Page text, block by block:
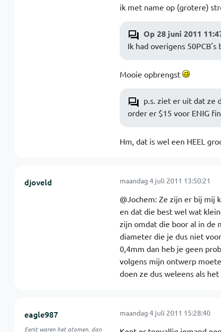
ik met name op (grotere)
Op 28 juni 2011
Ik had overigens
Mooie opbrengst
p.s. ziet er uit dat ze
order er $15 voor ENIG
Hm, dat is wel een HEEL
djoveld maandag 4 juli 2011 13:50:21
@Jochem: Ze zijn er bij mij
en dat die best wel wat
zijn omdat die boor al in de
diameter die je dus niet
0,4mm dan heb je geen
volgens mijn ontwerp
doen ze dus weleens als
eagle987
Eerst waren het atomen, dan
maandag 4 juli 2011 15:28:40